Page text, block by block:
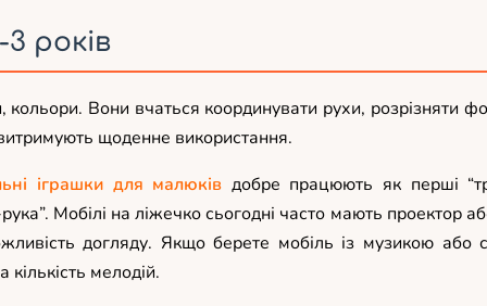
років
кольори. Вони вчаться координувати рухи,
щоденне використання.
іграшки для малюків добре працюють як перші
Мобілі на ліжечко сьогодні часто мають проектор
догляду. Якщо берете мобіль із музикою
мелодій.